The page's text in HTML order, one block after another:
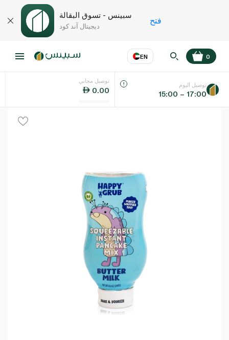
سبينس - تسوق البقالة
ديجيتال آند كود
فتح
EN
اللغة عر
0
توصيل مجاني
0.00
توصيل اليوم
15:00 – 17:00